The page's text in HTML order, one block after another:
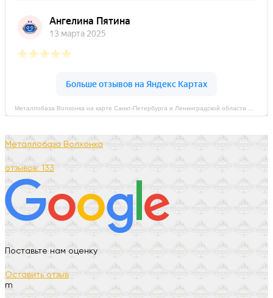
Металлобаза Волхонка
отзывов: 133
Поставьте нам оценку
Оставить отзыв
m